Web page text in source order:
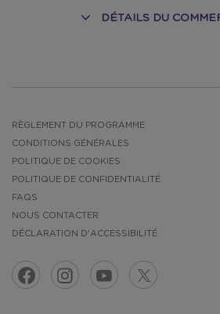
DÉTAILS DU
RÈGLEMENT DU PROGRAMME
CONDITIONS GÉNÉRALES
POLITIQUE DE COOKIES
POLITIQUE DE CONFIDENTIALITÉ
FAQS
NOUS CONTACTER
DÉCLARATION D'ACCESSIBILITÉ